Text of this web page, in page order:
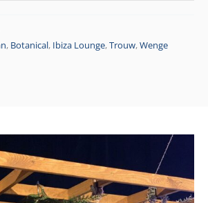
, Botanical, Ibiza Lounge,Trouw,Wenge